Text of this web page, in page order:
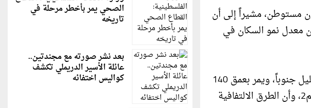
مستوطن، مشيراً إلى أن
معدل نمو السكان في
وأضاف: "بناء الجدار العازل الذي يبلغ مساحته 725كم ويمتد من غور الأردن شمالاً حتى جبال الخليل جنوباً، ويمر بعمق 140
كم في مستوطنات الضفة الغربية، يبتلع نحو 20% من مساحة الضفة الغربية البالغة بالأصل 5844كم2، وأن الطرق الالتفافية
الصحي يمر بأخطر مرحلة في
تاريخه
بعد نشر صورته مع مجندتين..
عائلة الأسير الدريملي تكشف
كواليس اختفائه